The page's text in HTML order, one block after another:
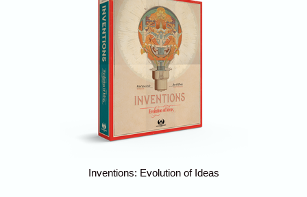
Inventions: Evolution of Ideas